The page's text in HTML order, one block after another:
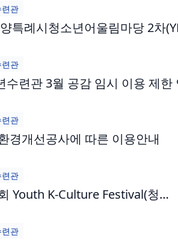
관
특례시청소년어울림마당 2차
관
수련관 3월 공감 임시 이용 제한
관
경개선공사에 따른 이용안내
관
Youth K-Culture Festival(청…
관